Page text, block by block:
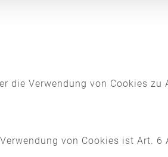
die Verwendung von Cookies
von Cookies ist Art. 6